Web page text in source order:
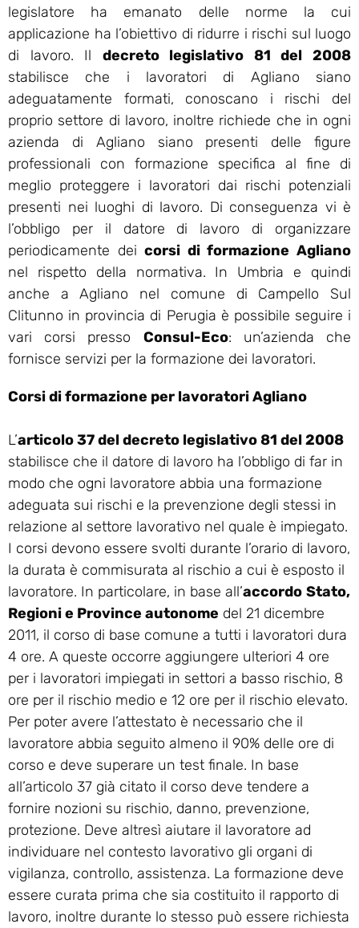
legislatore ha emanato delle norme la cui
applicazione ha l’obiettivo di ridurre i rischi sul luogo
di lavoro. Il decreto legislativo 81 del 2008
stabilisce che i lavoratori di Agliano siano
adeguatamente formati, conoscano i rischi del
proprio settore di lavoro, inoltre richiede che in ogni
azienda di Agliano siano presenti delle figure
professionali con formazione specifica al fine di
meglio proteggere i lavoratori dai rischi potenziali
presenti nei luoghi di lavoro. Di conseguenza vi è
l’obbligo per il datore di lavoro di organizzare
periodicamente deicorsi di formazione Agliano
nel rispetto della normativa. In Umbria e quindi
anche a Agliano nel comune di Campello Sul
Clitunno in provincia di Perugia è possibile seguire i
vari corsi presso Consul-Eco: un’azienda che
fornisce servizi per la formazione dei lavoratori.
Corsi di formazione per lavoratori Agliano
L’articolo 37 del decreto legislativo 81 del 2008
stabilisce che il datore di lavoro ha l’obbligo di far in
modo che ogni lavoratore abbia una formazione
adeguata sui rischi e la prevenzione degli stessi in
relazione al settore lavorativo nel quale è impiegato.
I corsi devono essere svolti durante l’orario di lavoro,
la durata è commisurata al rischio a cui è esposto il
lavoratore. In particolare, in base all’accordo Stato,
Regioni e Province autonome del 21 dicembre
2011, il corso di base comune a tutti i lavoratori dura
4 ore. A queste occorre aggiungere ulteriori 4 ore
per i lavoratori impiegati in settori a basso rischio, 8
ore per il rischio medio e 12 ore per il rischio elevato.
Per poter avere l’attestato è necessario che il
lavoratore abbia seguito almeno il 90% delle ore di
corso e deve superare un test finale. In base
all’articolo 37 già citato il corso deve tendere a
fornire nozioni su rischio, danno, prevenzione,
protezione. Deve altresì aiutare il lavoratore ad
individuare nel contesto lavorativo gli organi di
vigilanza, controllo, assistenza. La formazione deve
essere curata prima che sia costituito il rapporto di
lavoro, inoltre durante lo stesso può essere richiesta